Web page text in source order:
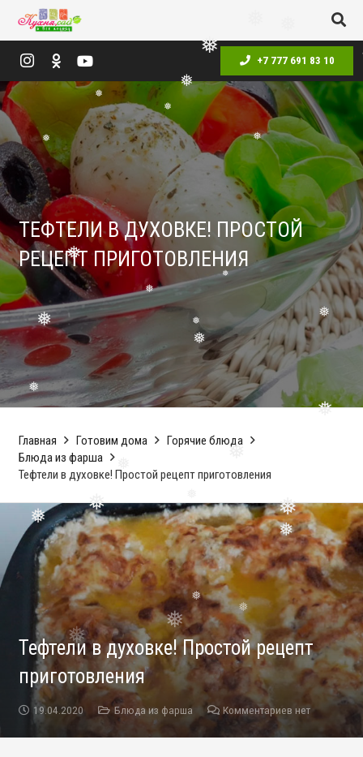
❅
❅
❅
❅
❅
❅
❅
❅
❅
❅
❅
❅
❅
❅
❅
❅ ❅
❅
❅
❅
❅
❅
❅
+7 777 691 83 10
ТЕФТЕЛИ В ДУХОВКЕ! ПРОСТОЙ
РЕЦЕПТ ПРИГОТОВЛЕНИЯ
Главная Готовим дома
Горячие блюда
Блюда из фарша
Тефтели в духовке! Простой рецепт приготовления
Тефтели в духовке! Простой рецепт
приготовления
19.04.2020 Блюда из фарша Комментариев нет